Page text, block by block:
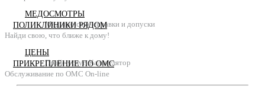
МЕДОСМОТРЫ
Медицинские справки и допуски
ЦЕНЫ
Прайс услуг. Калькулятор
ПОЛИКЛИНИКИ РЯДОМ
Найди свою, что ближе к дому!
ПРИКРЕПЛЕНИЕ ПО ОМС
Обслуживание по ОМС On-line